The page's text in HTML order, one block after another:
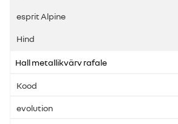
Hall metallikvärv rafale